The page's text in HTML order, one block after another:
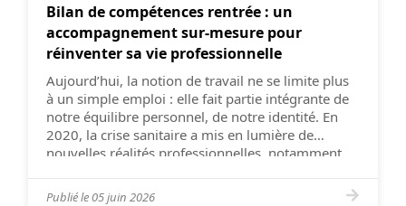
Bilan de compétences rentrée : un
accompagnement sur-mesure pour
réinventer sa vie professionnelle
Aujourd’hui, la notion de travail ne se limite plus
à un simple emploi : elle fait partie intégrante de
notre équilibre personnel, de notre identité. En
2020, la crise sanitaire a mis en lumière de
nouvelles réalités professionnelles, notamment
burn-out ou une perte de sens, sans […]
Publié le05 juin 2026